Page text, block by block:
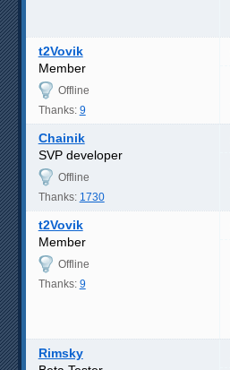
t2Vovik
Member
Offline
Thanks: 9
Chainik
SVP developer
Offline
Thanks: 1730
t2Vovik
Member
Offline
Thanks: 9
Rimsky